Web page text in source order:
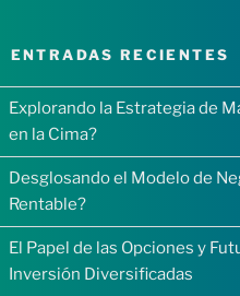
ENTRADAS RECIENTES
Explorando la Estrategia de
en la Cima?
Desglosando el Modelo de
Rentable?
El Papel de las Opciones y
Inversión Diversificadas